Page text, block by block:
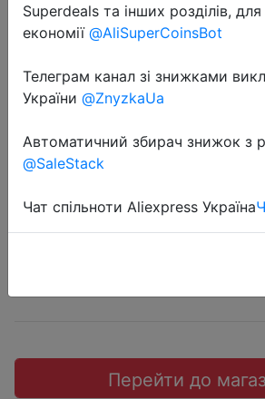
2024-11-27
1x6 Вт біла 27413
310
Перейти до
Superdeals та інших розділів, для
економії @AliSuperCoinsBot
Телеграм канал зі знижками
України @ZnyzkaUa
Автоматичний збирач знижок з
@SaleStack
Чат спільноти Aliexpress Україна